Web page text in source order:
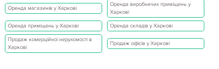
Оренда магазинів у Харкові
Оренда виробничих приміщень у
Харкові
Оренда приміщень у Харкові Оренда складів у Харкові
Продаж комерційної нерухомості в
Харкові
Продаж офісів у Харкові